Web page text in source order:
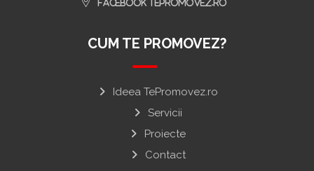
Facebook TePromovez.ro
CUM TE PROMOVEZ?
Ideea TePromovez.ro
Servicii
Proiecte
Contact